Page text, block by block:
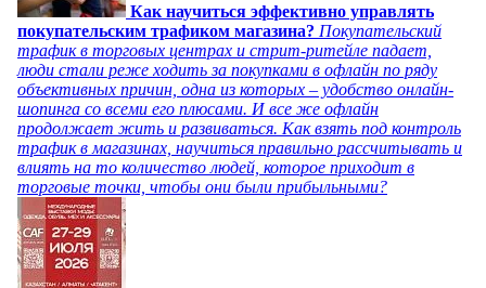
Как научиться эффективно управлять
покупательским трафиком магазина? Покупательский
трафик в торговых центрах и стрит-ритейле падает,
люди стали реже ходить за покупками в офлайн по ряду
объективных причин, одна из которых – удобство онлайн-
шопинга со всеми его плюсами. И все же офлайн
продолжает жить и развиваться. Как взять под контроль
трафик в магазинах, научиться правильно рассчитывать и
влиять на то количество людей, которое приходит в
торговые точки, чтобы они были прибыльными?